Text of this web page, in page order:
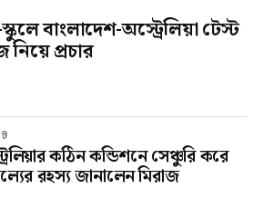
বাংলাদেশ-অস্ট্রেলিয়া টেস্ট
নিয়ে প্রচার
কঠিন কন্ডিশনে সেঞ্চুরি করে
রহস্য জানালেন মিরাজ